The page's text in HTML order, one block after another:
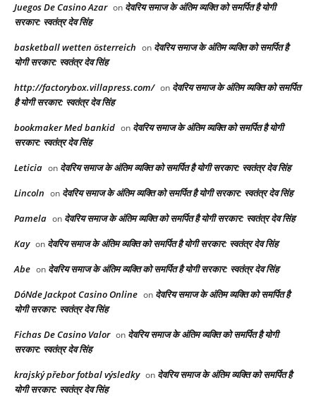
Juegos De Casino Azar on देवरिय समाज के अंतिम व्यक्ति को समर्पित है योगी
सरकार: स्वतंत्र देव सिंह
basketball wetten österreich on देवरिय समाज के अंतिम व्यक्ति को समर्पित है
योगी सरकार: स्वतंत्र देव सिंह
http://factorybox.villapress.com/ on देवरिय समाज के अंतिम व्यक्ति को समर्पित
है योगी सरकार: स्वतंत्र देव सिंह
bookmaker Med bankid on देवरिय समाज के अंतिम व्यक्ति को समर्पित है योगी
सरकार: स्वतंत्र देव सिंह
Leticia on देवरिय समाज के अंतिम व्यक्ति को समर्पित है योगी सरकार: स्वतंत्र देव सिंह
Lincoln on देवरिय समाज के अंतिम व्यक्ति को समर्पित है योगी सरकार: स्वतंत्र देव सिंह
Pamela on देवरिय समाज के अंतिम व्यक्ति को समर्पित है योगी सरकार: स्वतंत्र देव सिंह
Kay on देवरिय समाज के अंतिम व्यक्ति को समर्पित है योगी सरकार: स्वतंत्र देव सिंह
Abe on देवरिय समाज के अंतिम व्यक्ति को समर्पित है योगी सरकार: स्वतंत्र देव सिंह
DóNde Jackpot Casino Online on देवरिय समाज के अंतिम व्यक्ति को समर्पित है
योगी सरकार: स्वतंत्र देव सिंह
Fichas De Casino Valor on देवरिय समाज के अंतिम व्यक्ति को समर्पित है योगी
सरकार: स्वतंत्र देव सिंह
krajský přebor fotbal výsledky on देवरिय समाज के अंतिम व्यक्ति को समर्पित है
योगी सरकार: स्वतंत्र देव सिंह